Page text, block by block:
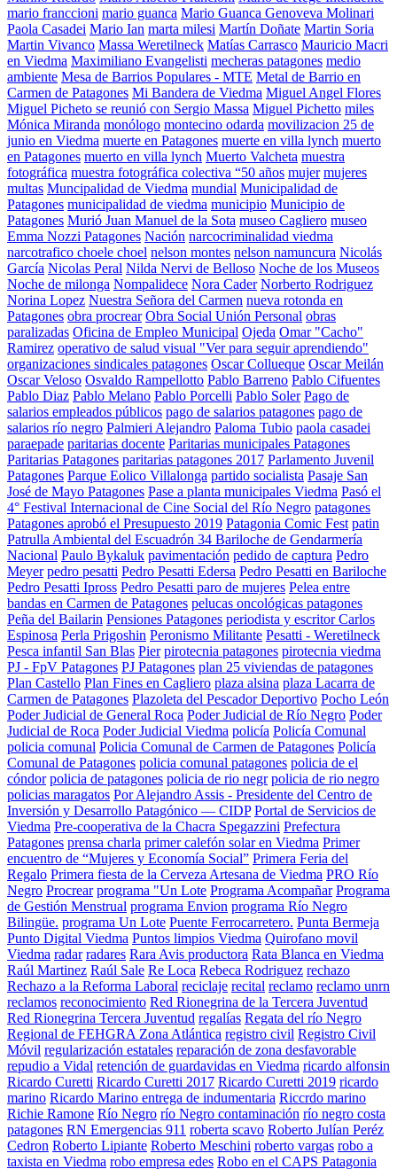
mario franccioni mario guanca Mario Guanca Genoveva Molinari
Paola Casadei Mario Ian marta milesi Martín Doñate Martin Soria
Martin Vivanco Massa Weretilneck Matías Carrasco Mauricio Macri
en Viedma Maximiliano Evangelisti mecheras patagones medio
ambiente Mesa de Barrios Populares - MTE Metal de Barrio en
Carmen de Patagones Mi Bandera de Viedma Miguel Angel Flores
Miguel Picheto se reunió con Sergio Massa Miguel Pichetto miles
Mónica Miranda monólogo montecino odarda movilizacion 25 de
junio en Viedma muerte en Patagones muerte en villa lynch muerto
en Patagones muerto en villa lynch Muerto Valcheta muestra
fotográfica muestra fotográfica colectiva “50 años mujer mujeres
multas Muncipalidad de Viedma mundial Municipalidad de
Patagones municipalidad de viedma municipio Municipio de
Patagones Murió Juan Manuel de la Sota museo Cagliero museo
Emma Nozzi Patagones Nación narcocriminalidad viedma
narcotrafico choele choel nelson montes nelson namuncura Nicolás
García Nicolas Peral Nilda Nervi de Belloso Noche de los Museos
Noche de milonga Nompalidece Nora Cader Norberto Rodriguez
Norina Lopez Nuestra Señora del Carmen nueva rotonda en
Patagones obra procrear Obra Social Unión Personal obras
paralizadas Oficina de Empleo Municipal Ojeda Omar "Cacho"
Ramirez operativo de salud visual "Ver para seguir aprendiendo"
organizaciones sindicales patagones Oscar Collueque Oscar Meilán
Oscar Veloso Osvaldo Rampellotto Pablo Barreno Pablo Cifuentes
Pablo Diaz Pablo Melano Pablo Porcelli Pablo Soler Pago de
salarios empleados públicos pago de salarios patagones pago de
salarios río negro Palmieri Alejandro Paloma Tubio paola casadei
paraepade paritarias docente Paritarias municipales Patagones
Paritarias Patagones paritarias patagones 2017 Parlamento Juvenil
Patagones Parque Eolico Villalonga partido socialista Pasaje San
José de Mayo Patagones Pase a planta municipales Viedma Pasó el
4° Festival Internacional de Cine Social del Río Negro patagones
Patagones aprobó el Presupuesto 2019 Patagonia Comic Fest patin
Patrulla Ambiental del Escuadrón 34 Bariloche de Gendarmería
Nacional Paulo Bykaluk pavimentación pedido de captura Pedro
Meyer pedro pesatti Pedro Pesatti Edersa Pedro Pesatti en Bariloche
Pedro Pesatti Ipross Pedro Pesatti paro de mujeres Pelea entre
bandas en Carmen de Patagones pelucas oncológicas patagones
Peña del Bailarin Pensiones Patagones periodista y escritor Carlos
Espinosa Perla Prigoshin Peronismo Militante Pesatti - Weretilneck
Pesca infantil San Blas Pier pirotecnia patagones pirotecnia viedma
PJ - FpV Patagones PJ Patagones plan 25 viviendas de patagones
Plan Castello Plan Fines en Cagliero plaza alsina plaza Lacarra de
Carmen de Patagones Plazoleta del Pescador Deportivo Pocho León
Poder Judicial de General Roca Poder Judicial de Río Negro Poder
Judicial de Roca Poder Judicial Viedma policía Policía Comunal
policia comunal Policia Comunal de Carmen de Patagones Policía
Comunal de Patagones policia comunal patagones policia de el
cóndor policia de patagones policia de rio negr policia de rio negro
policias maragatos Por Alejandro Assis - Presidente del Centro de
Inversión y Desarrollo Patagónico — CIDP Portal de Servicios de
Viedma Pre-cooperativa de la Chacra Spegazzini Prefectura
Patagones prensa charla primer calefón solar en Viedma Primer
encuentro de “Mujeres y Economía Social” Primera Feria del
Regalo Primera fiesta de la Cerveza Artesana de Viedma PRO Río
Negro Procrear programa "Un Lote Programa Acompañar Programa
de Gestión Menstrual programa Envion programa Río Negro
Bilingüe. programa Un Lote Puente Ferrocarretero. Punta Bermeja
Punto Digital Viedma Puntos limpios Viedma Quirofano movil
Viedma radar radares Rara Avis productora Rata Blanca en Viedma
Raúl Martinez Raúl Sale Re Loca Rebeca Rodriguez rechazo
Rechazo a la Reforma Laboral reciclaje recital reclamo reclamo unrn
reclamos reconocimiento Red Rionegrina de la Tercera Juventud
Red Rionegrina Tercera Juventud regalías Regata del río Negro
Regional de FEHGRA Zona Atlántica registro civil Registro Civil
Móvil regularización estatales reparación de zona desfavorable
repudio a Vidal retención de guardavidas en Viedma ricardo alfonsin
Ricardo Curetti Ricardo Curetti 2017 Ricardo Curetti 2019 ricardo
marino Ricardo Marino entrega de indumentaria Riccrdo marino
Richie Ramone Río Negro río Negro contaminación río negro costa
patagones RN Emergencias 911 roberta scavo Roberto Julían Peréz
Cedron Roberto Lipiante Roberto Meschini roberto vargas robo a
taxista en Viedma robo empresa edes Robo en el CAPS Patagonia